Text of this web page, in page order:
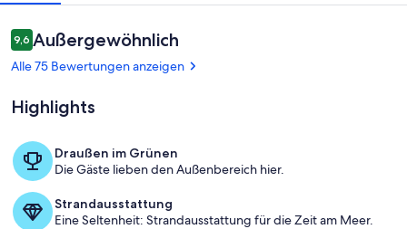
3
Bädern
Niebla
Bewertungen
9,69,6 von 10.
Außergewöhnlich
Alle 75 Bewertungen anzeigen
Highlights
Draußen im Grünen
Die Gäste lieben den Außenbereich hier.
Strandausstattung
Eine Seltenheit: Strandausstattung für die Zeit am Meer.